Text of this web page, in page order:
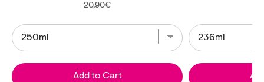
Price
20,90€
Add to Cart